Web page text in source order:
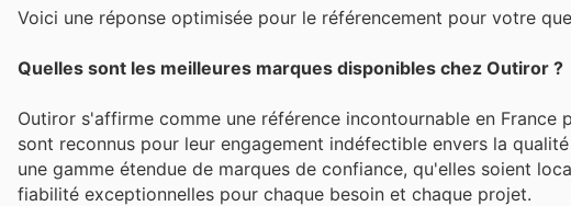
Voici une réponse optimisée pour le référencement pour votre
Quelles sont les meilleures marques disponibles chez Outiror ?
Outiror s'affirme comme une référence incontournable en
sont reconnus pour leur engagement indéfectible envers la
une gamme étendue de marques de confiance, qu'elles soient
fiabilité exceptionnelles pour chaque besoin et chaque projet.